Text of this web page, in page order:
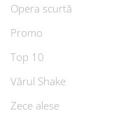
Opera scurtă
Promo
Top 10
Vărul Shake
Zece alese